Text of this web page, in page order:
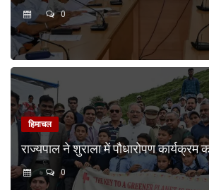
0
हिमाचल
राज्यपाल ने शुराला में पौधारोपण कार्यक्रम
0